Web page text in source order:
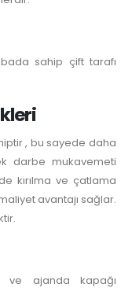
sahip çift tarafı
, bu sayede daha
darbe mukavemeti
kırılma ve çatlama
avantajı sağlar.
ve ajanda kapağı